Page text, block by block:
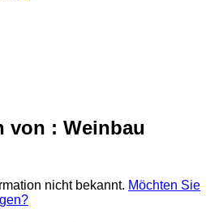
von : Weinbau
nicht bekannt. Möchten Sie